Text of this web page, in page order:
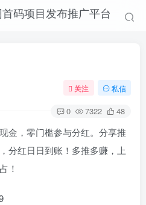
关注 私信
0 7322 48
金，零门槛参与分红。分享推
分红日日到账！多推多赚，上
！